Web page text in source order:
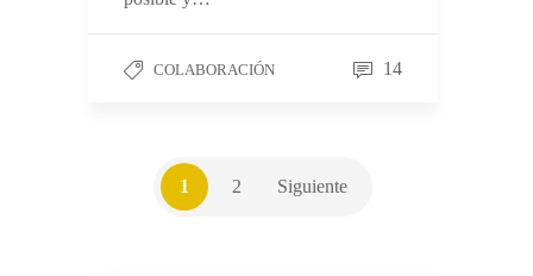
COLABORACIÓN 14
1 2 Siguiente